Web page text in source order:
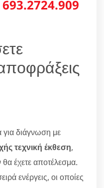
693.2724.909
για διάγνωση με
τεχνική έκθεση,
θα έχετε αποτέλεσμα.
ενέργεις, οι οποίες